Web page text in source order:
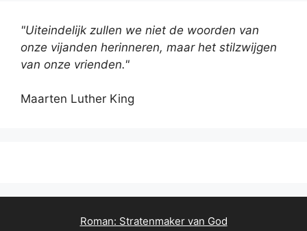
"Uiteindelijk zullen we niet de woorden van
onze vijanden herinneren, maar het stilzwijgen
van onze vrienden."
Maarten Luther King
Roman: Stratenmaker van God